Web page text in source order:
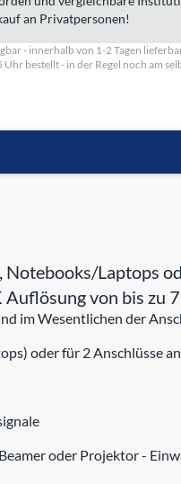
an Privatpersonen!
- innerhalb von 1-2 Tagen
Uhr bestellt - in der Regel noch am
Laptops
von bis zu
im Wesentlichen der
oder für 2 Anschlüsse
oder Projektor -